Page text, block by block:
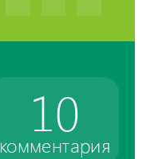
10
комментария